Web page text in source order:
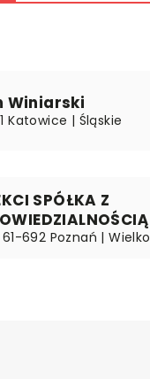
Winiarski
Katowice | Śląskie
SPÓŁKA Z
692 Poznań |